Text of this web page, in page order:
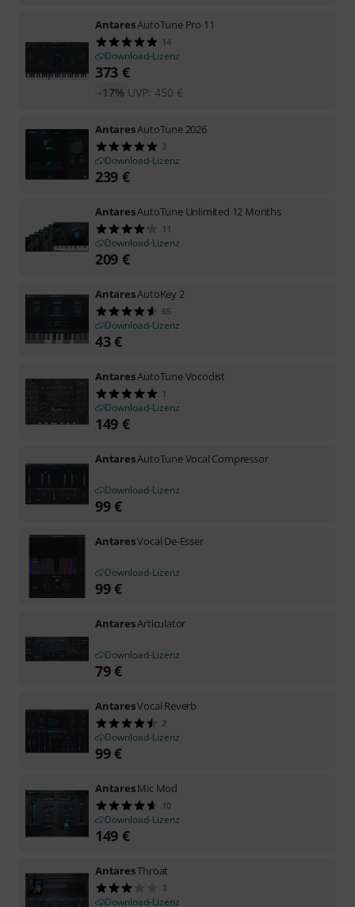
AntaresAutoTune Pro 11
14
Download-Lizenz
373 €
UVP: 450 €
-17%
AntaresAutoTune 2026
2
Download-Lizenz
239 €
AntaresAutoTune Unlimited 12 Months
11
Download-Lizenz
209 €
AntaresAutoKey 2
65
Download-Lizenz
43€
AntaresAutoTune Vocodist
1
Download-Lizenz
149 €
AntaresAutoTune Vocal Compressor
Download-Lizenz
99€
AntaresVocal De-Esser
Download-Lizenz
99€
AntaresArticulator
Download-Lizenz
79€
AntaresVocal Reverb
2
Download-Lizenz
99€
AntaresMic Mod
10
Download-Lizenz
149 €
AntaresThroat
3
Download-Lizenz